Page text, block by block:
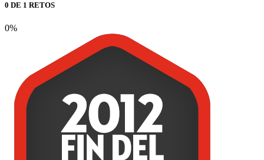
0 DE 1 RETOS
0%